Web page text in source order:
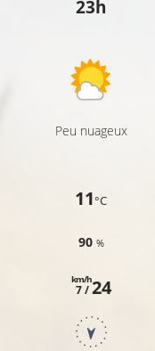
23h
Peu nuageux
11°C
90 %
7 /
km/h24